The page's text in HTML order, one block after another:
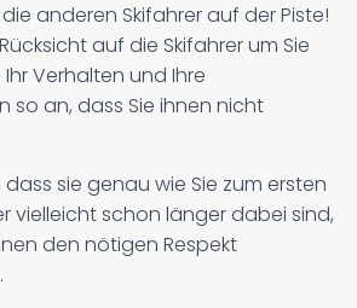
die anderen Skifahrer auf der Piste!
auf die Skifahrer um Sie
Ihr Verhalten und Ihre
so an, dass Sie ihnen nicht
sie genau wie Sie zum ersten
vielleicht schon länger dabei sind,
den nötigen Respekt